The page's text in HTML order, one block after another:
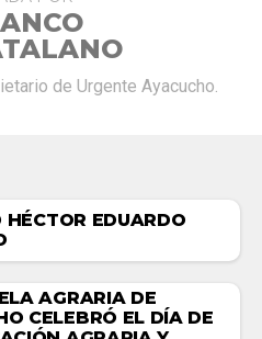
de Urgente Ayacucho.
HÉCTOR EDUARDO
AGRARIA DE
CELEBRÓ EL DÍA DE